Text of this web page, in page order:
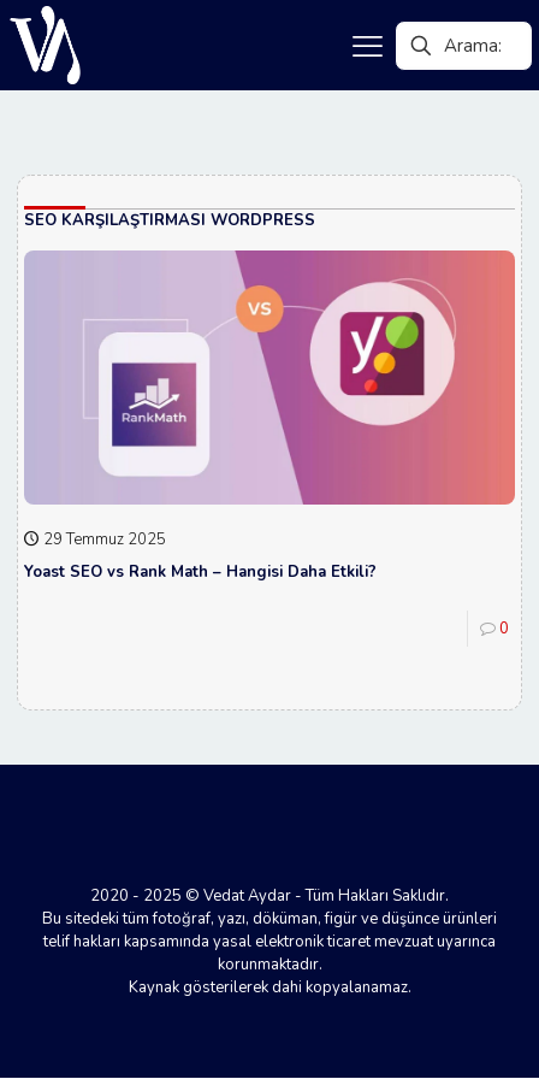
SEO KARŞILAŞTIRMASI WORDPRESS
29 Temmuz 2025
Yoast SEO vs Rank Math – Hangisi Daha Etkili?
0
2020 - 2025 © Vedat Aydar - Tüm Hakları Saklıdır.
Bu sitedeki tüm fotoğraf, yazı, döküman, figür ve düşünce ürünleri
telif hakları kapsamında yasal elektronik ticaret mevzuat uyarınca
korunmaktadır.
Kaynak gösterilerek dahi kopyalanamaz.